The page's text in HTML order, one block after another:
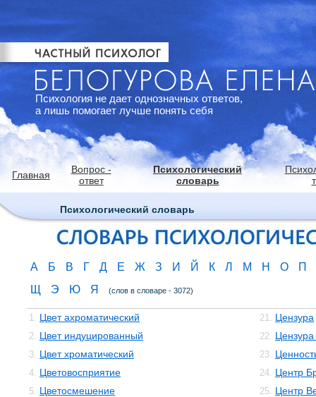
Психология не дает однозначных ответов,
а лишь помогает лучше понять себя
Главная
Вопрос -
ответ
Психологический
словарь
Психологический словарь
А Б В Г Д Е Ж З И Й К Л М Н О
П
Щ
Э Ю Я (слов в словаре - 3072)
1. Цвет ахроматический
2. Цвет индуцированный
3. Цвет хроматический
4. Цветовосприятие
5. Цветосмешение
21. Цензура
22. Цензура
23.
24. Центр
25. Центр